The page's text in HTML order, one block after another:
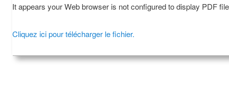
It appears your Web browser is not configured to display PDF
Cliquez ici pour télécharger le fichier.